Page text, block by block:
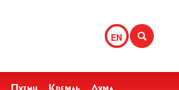
EN